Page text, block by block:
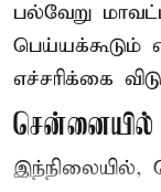
பல்வேறு
எச்சரிக்கை